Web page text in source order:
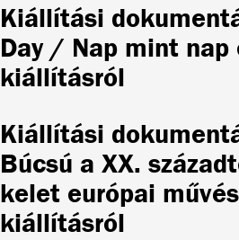
Kiállítási
Day / Nap mint nap
kiállításról
Kiállítási
Búcsú a XX.
kelet európai
kiállításról